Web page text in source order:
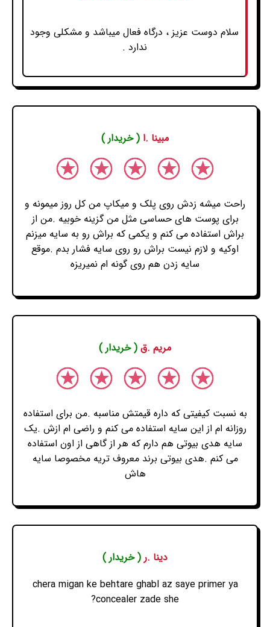
سلام دوست عزیز ، درگاه فعال میباشد و مشکلی وجود
ندارد .
مبینا .ا ( خریدار )
راحت میشه زدش روی پلک و میکاپ من کل روز میمونه و
برای پوست های حساسی مثل من گزینه خوبیه .من از
براش استفاده می کنم و یکمی که براش رو به سایه میزنم
اوکیه و لازم نیست براش رو روی سایه فشار بدم .موقع
سایه زدن هم روی گونه ام نمیریزه
مریم .ق ( خریدار )
به نسبت کیفیتی که داره قیمتش مناسبه .من برای استفاده
روزانه ام از این سایه استفاده می کنم و راضی ام ازش .یک
سایه هدی بیوتی هم دارم که هر از گاهی از اون استفاده
می کنم .هدی بیوتی برند معروف تریه مخصوصا سایه
هاش
دینا .ر ( خریدار )
chera migan ke behtare ghabl az saye primer ya
concealer zade she?